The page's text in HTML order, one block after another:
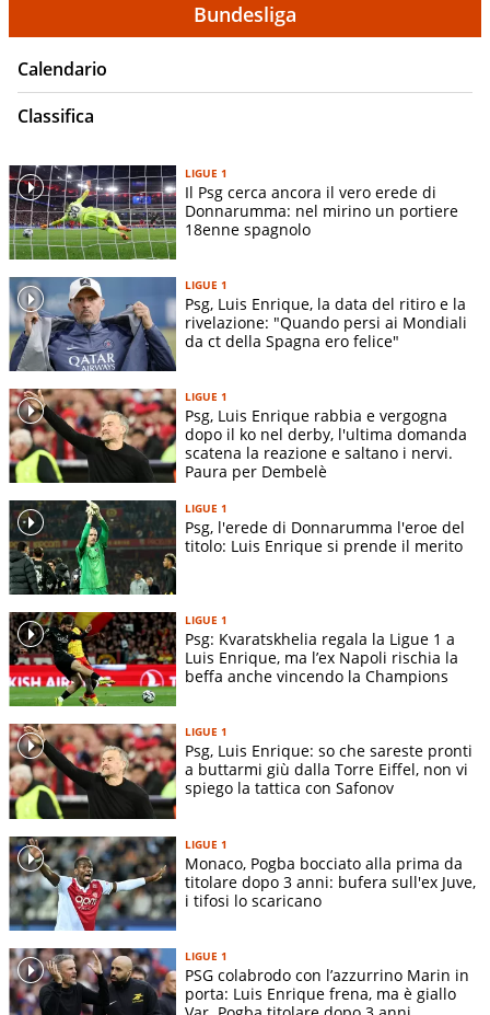
Bundesliga
Calendario
Classifica
LIGUE 1
Il Psg cerca ancora il vero erede di
Donnarumma: nel mirino un portiere
18enne spagnolo
LIGUE 1
Psg, Luis Enrique, la data del ritiro e la
rivelazione: "Quando persi ai Mondiali
da ct della Spagna ero felice"
LIGUE 1
Psg, Luis Enrique rabbia e vergogna
dopo il ko nel derby, l'ultima domanda
scatena la reazione e saltano i nervi.
Paura per Dembelè
LIGUE 1
Psg, l'erede di Donnarumma l'eroe del
titolo: Luis Enrique si prende il merito
LIGUE 1
Psg: Kvaratskhelia regala la Ligue 1 a
Luis Enrique, ma l’ex Napoli rischia la
beffa anche vincendo la Champions
LIGUE 1
Psg, Luis Enrique: so che sareste pronti
a buttarmi giù dalla Torre Eiffel, non vi
spiego la tattica con Safonov
LIGUE 1
Monaco, Pogba bocciato alla prima da
titolare dopo 3 anni: bufera sull'ex Juve,
i tifosi lo scaricano
LIGUE 1
PSG colabrodo con l’azzurrino Marin in
porta: Luis Enrique frena, ma è giallo